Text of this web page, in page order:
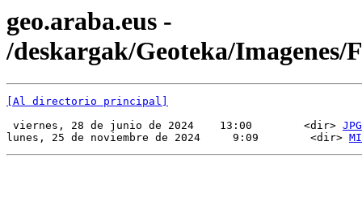
geo.araba.eus -
/deskargak/Geoteka/Imagenes/
[Al directorio principal]
viernes, 28 de junio de 2024    13:00        <dir> JPG
lunes, 25 de noviembre de 2024     9:09        <dir>